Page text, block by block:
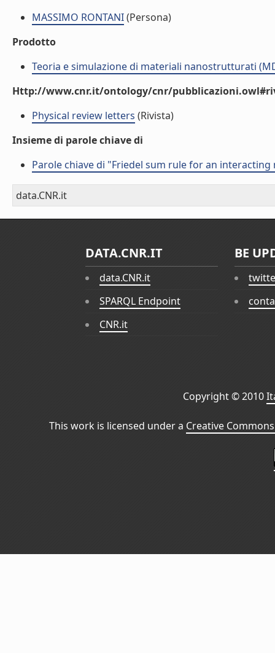
MASSIMO RONTANI(Persona)
Prodotto
Teoria e simulazione di materiali nanostrutturati
Http://www.cnr.it/ontology/cnr/
Physical review letters (Rivista)
Insieme di parole chiave di
Parole chiave di "Friedel sum rule for an
data.CNR.it
DATA.CNR.IT
data.CNR.it
SPARQL Endpoint
CNR.it
BE
Copyright © 2010
This work is licensed under a Creative